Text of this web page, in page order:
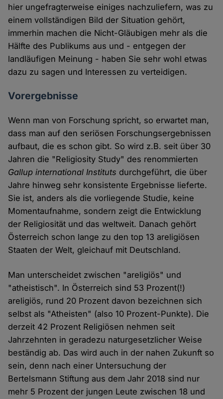
hier ungefragterweise einiges nachzuliefern, was zu
einem vollständigen Bild der Situation gehört,
immerhin machen die Nicht-Gläubigen mehr als die
Hälfte des Publikums aus und - entgegen der
landläufigen Meinung - haben Sie sehr wohl etwas
dazu zu sagen und Interessen zu verteidigen.
Vorergebnisse
Wenn man von Forschung spricht, so erwartet man,
dass man auf den seriösen Forschungsergebnissen
aufbaut, die es schon gibt. So wird z.B. seit über 30
Jahren die "Religiosity Study" des renommierten
Gallup international Instituts durchgeführt, die über
Jahre hinweg sehr konsistente Ergebnisse lieferte.
Sie ist, anders als die vorliegende Studie, keine
Momentaufnahme, sondern zeigt die Entwicklung
der Religiosität und das weltweit. Danach gehört
Österreich schon lange zu den top 13 areligiösen
Staaten der Welt, gleichauf mit Deutschland.
Man unterscheidet zwischen "areligiös" und
"atheistisch". In Österreich sind 53 Prozent(!)
areligiös, rund 20 Prozent davon bezeichnen sich
selbst als "Atheisten" (also 10 Prozent-Punkte). Die
derzeit 42 Prozent Religiösen nehmen seit
Jahrzehnten in geradezu naturgesetzlicher Weise
beständig ab. Das wird auch in der nahen Zukunft so
sein, denn nach einer Untersuchung der
Bertelsmann Stiftung aus dem Jahr 2018 sind nur
mehr 5 Prozent der jungen Leute zwischen 18 und